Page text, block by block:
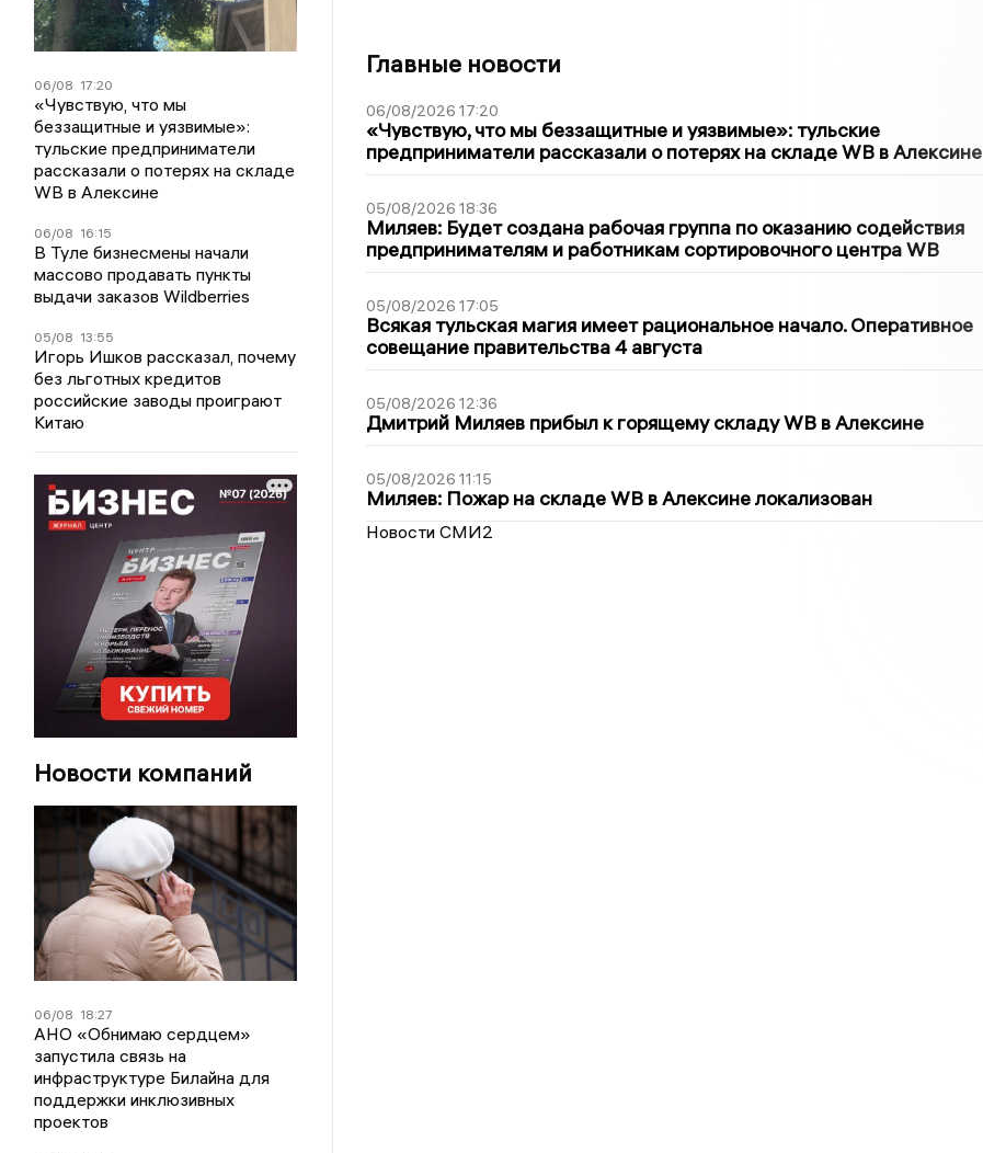
06/08 17:20
«Чувствую, что мы
беззащитные и уязвимые»:
тульские предприниматели
рассказали о потерях на складе
WB в Алексине
06/08 16:15
В Туле бизнесмены начали
массово продавать пункты
выдачи заказов Wildberries
05/08 13:55
Игорь Ишков рассказал, почему
без льготных кредитов
российские заводы проиграют
Китаю
Новости компаний
06/08 18:27
АНО «Обнимаю сердцем»
запустила связь на
инфраструктуре Билайна для
поддержки инклюзивных
проектов
Главные новости
06/08/2026 17:20
«Чувствую, что мы беззащитные и уязвимые»: тульские
предприниматели рассказали о потерях на складе WB в Алексине
05/08/2026 18:36
Миляев: Будет создана рабочая группа по оказанию содействия
предпринимателям и работникам сортировочного центра WB
05/08/2026 17:05
Всякая тульская магия имеет рациональное начало. Оперативное
совещание правительства 4 августа
05/08/2026 12:36
Дмитрий Миляев прибыл к горящему складу WB в Алексине
05/08/2026 11:15
Миляев: Пожар на складе WB в Алексине локализован
Новости СМИ2